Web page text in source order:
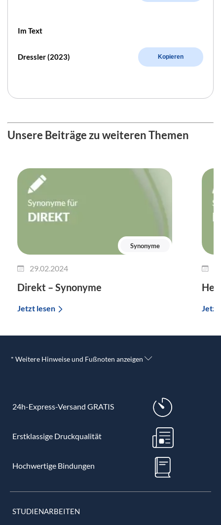
Im Text
Dressler (2023) Kopieren
Unsere Beiträge zu weiteren Themen
Synonyme
29.02.2024
Direkt – Synonyme
Jetzt lesen Jetzt
* Weitere Hinweise und Fußnoten anzeigen
24h-Express-Versand GRATIS
Erstklassige Druckqualität
Hochwertige Bindungen
STUDIENARBEITEN